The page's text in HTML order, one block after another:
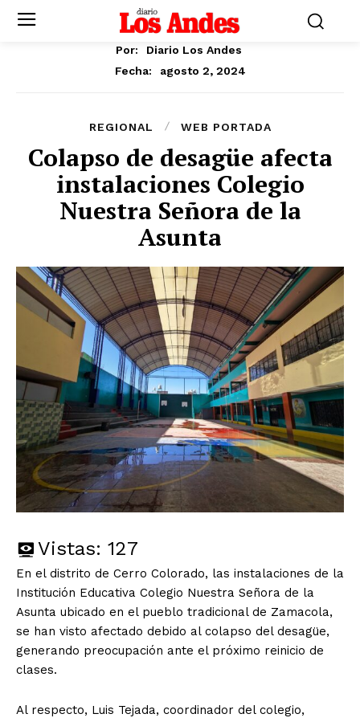
Por:
Diario Los Andes
Fecha:
agosto 2, 2024
REGIONAL WEB PORTADA
Colapso de desagüe afecta
instalaciones Colegio
Nuestra Señora de la
Asunta
Vistas: 127
En el distrito de Cerro Colorado, las instalaciones de la
Institución Educativa Colegio Nuestra Señora de la
Asunta ubicado en el pueblo tradicional de Zamacola,
se han visto afectado debido al colapso del desagüe,
generando preocupación ante el próximo reinicio de
clases.
Al respecto, Luis Tejada, coordinador del colegio,